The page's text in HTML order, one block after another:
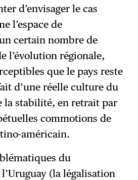
d’envisager le cas
l’espace de
certain nombre de
l’évolution régionale,
que le pays reste
d’une réelle culture du
la stabilité, en retrait par
commotions de
américain.
du
(la légalisation